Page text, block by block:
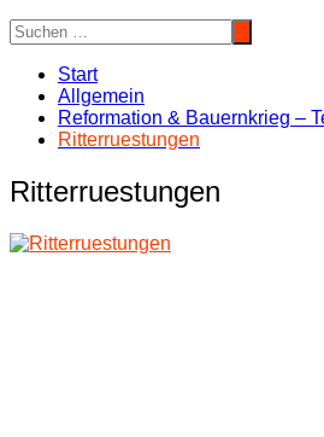
Start
Allgemein
Reformation & Bauernkrieg –
Ritterruestungen
Ritterruestungen